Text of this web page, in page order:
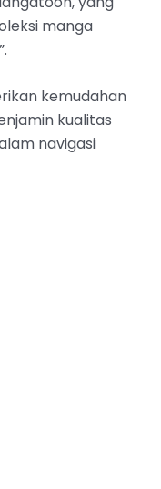
manga
kemudahan
kualitas
navigasi